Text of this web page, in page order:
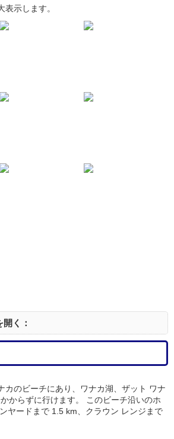
示します。
く：
カのビーチにあり、ワナカ湖、ザット ワナ
からずに行けます。 このビーチ沿いのホ
ヤードまで 1.5 km、クラウン レンジまで